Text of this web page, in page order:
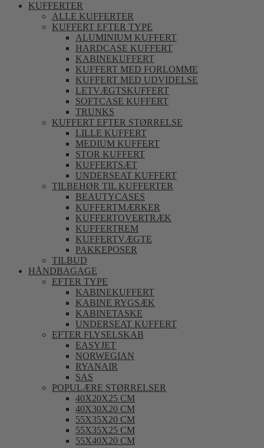
KUFFERTER
ALLE KUFFERTER
KUFFERT EFTER TYPE
ALUMINIUM KUFFERT
HARDCASE KUFFERT
KABINEKUFFERT
KUFFERT MED FORLOMME
KUFFERT MED UDVIDELSE
LETVÆGTSKUFFERT
SOFTCASE KUFFERT
TRUNKS
KUFFERT EFTER STØRRELSE
LILLE KUFFERT
MEDIUM KUFFERT
STOR KUFFERT
KUFFERTSÆT
UNDERSEAT KUFFERT
TILBEHØR TIL KUFFERTER
BEAUTYCASES
KUFFERTMÆRKER
KUFFERTOVERTRÆK
KUFFERTREM
KUFFERTVÆGTE
PAKKEPOSER
TILBUD
HÅNDBAGAGE
EFTER TYPE
KABINEKUFFERT
KABINE RYGSÆK
KABINETASKE
UNDERSEAT KUFFERT
EFTER FLYSELSKAB
EASYJET
NORWEGIAN
RYANAIR
SAS
POPULÆRE STØRRELSER
40X20X25 CM
40X30X20 CM
55X35X20 CM
55X35X25 CM
55X40X20 CM